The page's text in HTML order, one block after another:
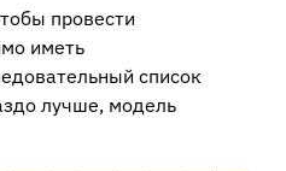
провести
иметь
список
лучше, модель